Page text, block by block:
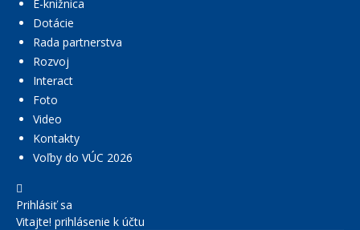
E-knižnica
Dotácie
Rada partnerstva
Rozvoj
Interact
Foto
Video
Kontakty
Voľby do VÚC 2026
Prihlásiť sa
Vitajte! prihlásenie k účtu